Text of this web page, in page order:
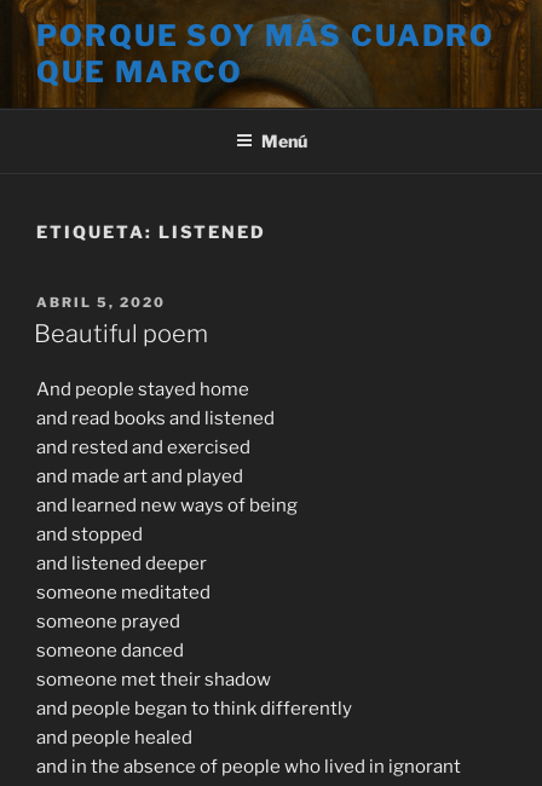
Saltar
contenido
PORQUE SOY MÁS CUADRO
QUE MARCO
Menú
ETIQUETA: LISTENED
PUBLICADO
EL
ABRIL 5, 2020
Beautiful poem
And people stayed home
and read books and listened
and rested and exercised
and made art and played
and learned new ways of being
and stopped
and listened deeper
someone meditated
someone prayed
someone danced
someone met their shadow
and people began to think differently
and people healed
and in the absence of people who lived in ignorant